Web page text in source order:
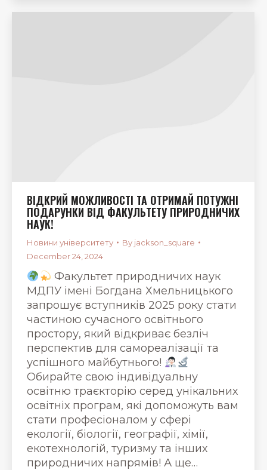
ВІДКРИЙ МОЖЛИВОСТІ ТА ОТРИМАЙ ПОТУЖНІ
ПОДАРУНКИ ВІД ФАКУЛЬТЕТУ ПРИРОДНИЧИХ
НАУК!
Новини університету By jackson_square
December 24, 2024
Факультет природничих наук
МДПУ імені Богдана Хмельницького
запрошує вступників 2025 року стати
частиною сучасного освітнього
простору, який відкриває безліч
перспектив для самореалізації та
успішного майбутнього!
Обирайте свою індивідуальну
освітню траєкторію серед унікальних
освітніх програм, які допоможуть вам
стати професіоналом у сфері
екології, біології, географії, хімії,
екотехнологій, туризму та інших
природничих напрямів! А ще…